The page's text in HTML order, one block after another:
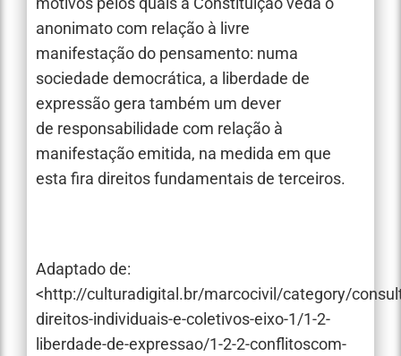
anonimato com relação à livre
manifestação do pensamento: numa
sociedade democrática, a liberdade de
expressão gera também um dever
de responsabilidade com relação à
manifestação emitida, na medida em que
esta fira direitos fundamentais de terceiros.
Adaptado de:
<http://culturadigital.br/marcocivil/category/
direitos-individuais-e-coletivos-eixo-1/1-2-
liberdade-de-expressao/1-2-2-conflitoscom-